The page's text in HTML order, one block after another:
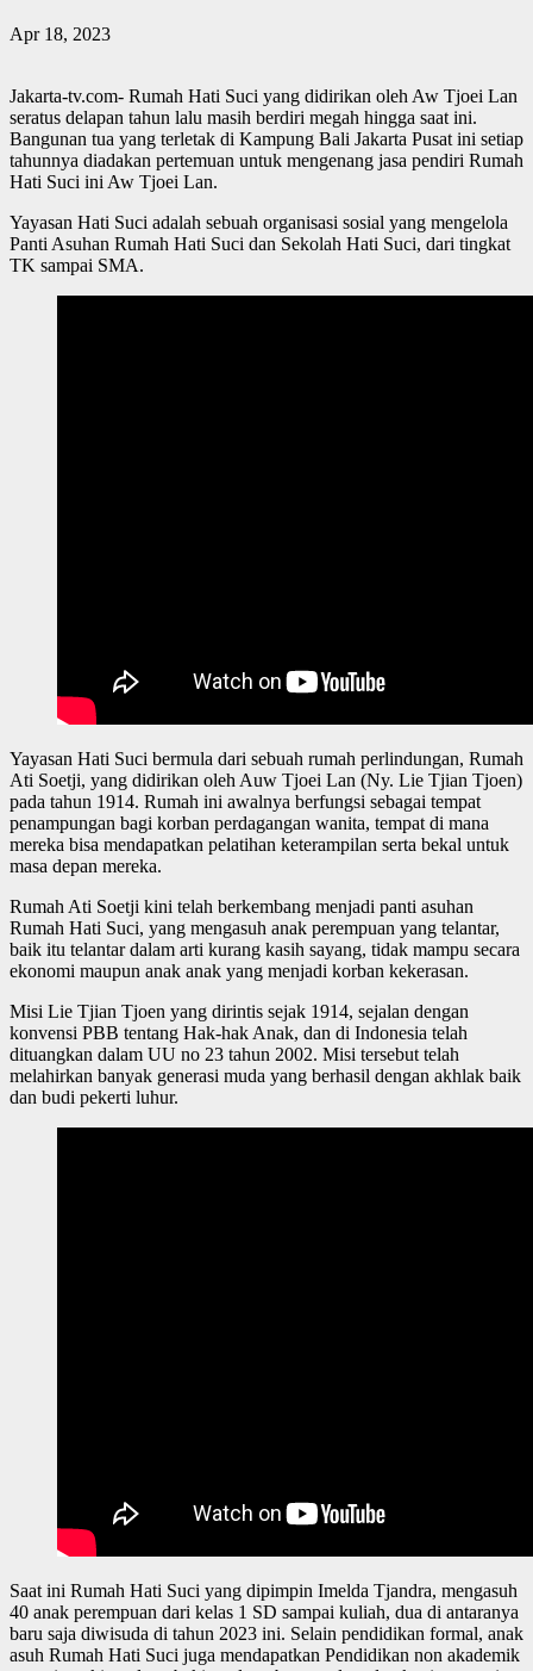
Apr 18, 2023
Jakarta-tv.com- Rumah Hati Suci yang didirikan oleh Aw Tjoei Lan
seratus delapan tahun lalu masih berdiri megah hingga saat ini.
Bangunan tua yang terletak di Kampung Bali Jakarta Pusat ini setiap
tahunnya diadakan pertemuan untuk mengenang jasa pendiri Rumah
Hati Suci ini Aw Tjoei Lan.
Yayasan Hati Suci adalah sebuah organisasi sosial yang mengelola
Panti Asuhan Rumah Hati Suci dan Sekolah Hati Suci, dari tingkat
TK sampai SMA.
Yayasan Hati Suci bermula dari sebuah rumah perlindungan, Rumah
Ati Soetji, yang didirikan oleh Auw Tjoei Lan (Ny. Lie Tjian Tjoen)
pada tahun 1914. Rumah ini awalnya berfungsi sebagai tempat
penampungan bagi korban perdagangan wanita, tempat di mana
mereka bisa mendapatkan pelatihan keterampilan serta bekal untuk
masa depan mereka.
Rumah Ati Soetji kini telah berkembang menjadi panti asuhan
Rumah Hati Suci, yang mengasuh anak perempuan yang telantar,
baik itu telantar dalam arti kurang kasih sayang, tidak mampu secara
ekonomi maupun anak anak yang menjadi korban kekerasan.
Misi Lie Tjian Tjoen yang dirintis sejak 1914, sejalan dengan
konvensi PBB tentang Hak-hak Anak, dan di Indonesia telah
dituangkan dalam UU no 23 tahun 2002. Misi tersebut telah
melahirkan banyak generasi muda yang berhasil dengan akhlak baik
dan budi pekerti luhur.
Saat ini Rumah Hati Suci yang dipimpin Imelda Tjandra, mengasuh
40 anak perempuan dari kelas 1 SD sampai kuliah, dua di antaranya
baru saja diwisuda di tahun 2023 ini. Selain pendidikan formal, anak
asuh Rumah Hati Suci juga mendapatkan Pendidikan non akademik